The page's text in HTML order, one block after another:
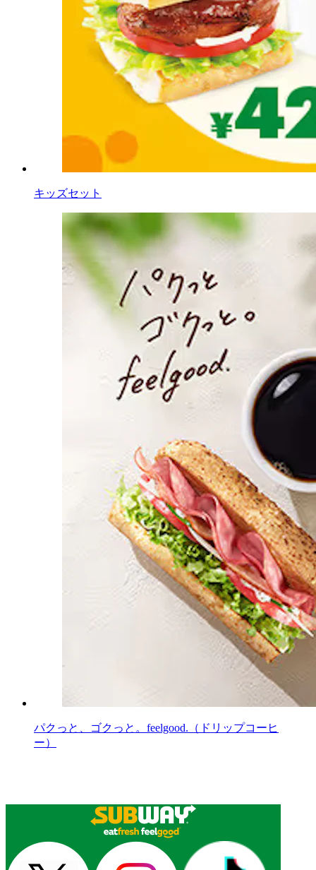
キッズセット
パクっと、ゴクっと。feelgood.（ドリップコーヒ
ー）